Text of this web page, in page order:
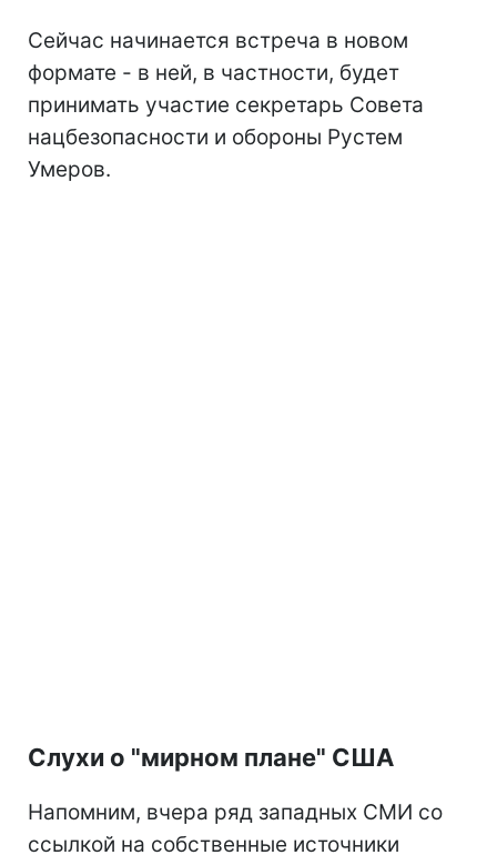
Сейчас начинается встреча в новом
формате - в ней, в частности, будет
принимать участие секретарь Совета
нацбезопасности и обороны Рустем
Умеров.
Слухи о "мирном плане" США
Напомним, вчера ряд западных СМИ со
ссылкой на собственные источники